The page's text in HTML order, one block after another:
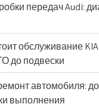
передач Audi:
обслуживание
до подвески
автомобиля:
выполнения